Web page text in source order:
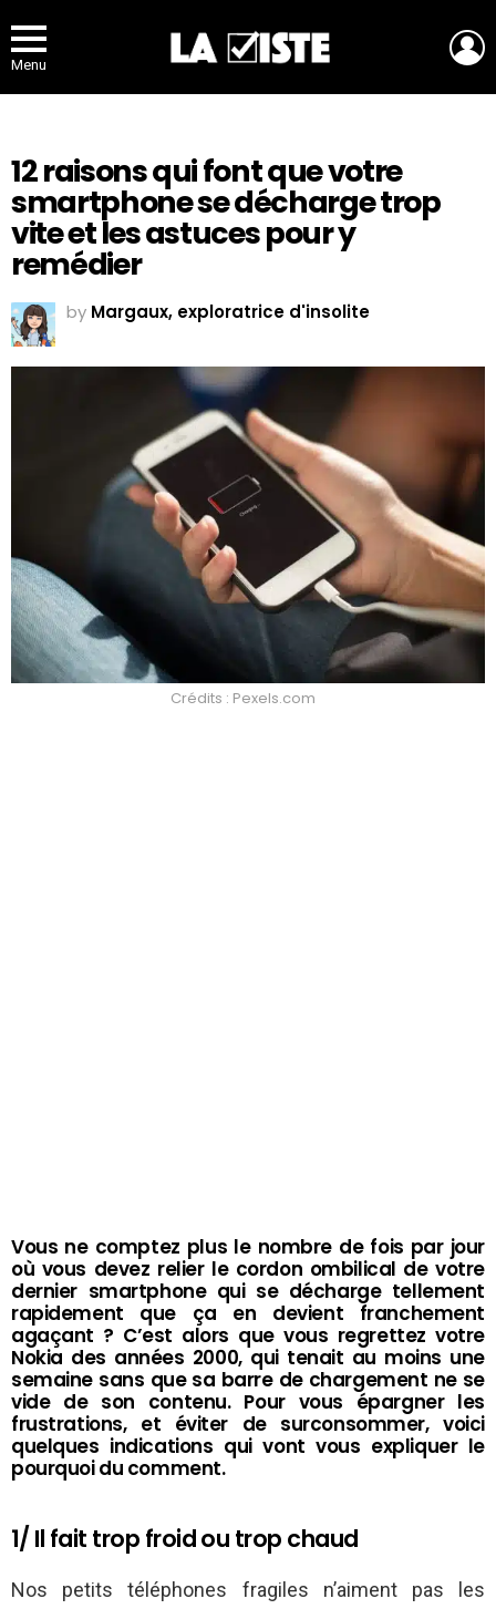
Menu
12 raisons qui font que votre
smartphone se décharge trop
vite et les astuces pour y
remédier
by Margaux, exploratrice d'insolite
Crédits : Pexels.com
Vous ne comptez plus le nombre de fois par jour
où vous devez relier le cordon ombilical de votre
dernier smartphone qui se décharge tellement
rapidement que ça en devient franchement
agaçant ? C’est alors que vous regrettez votre
Nokia des années 2000, qui tenait au moins une
semaine sans que sa barre de chargement ne se
vide de son contenu. Pour vous épargner les
frustrations, et éviter de surconsommer, voici
quelques indications qui vont vous expliquer le
pourquoi du comment.
1/ Il fait trop froid ou trop chaud
Nos petits téléphones fragiles n’aiment pas les